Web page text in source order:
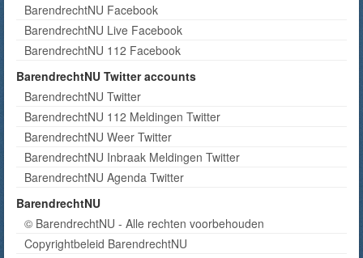
BarendrechtNU Facebook
BarendrechtNU Live Facebook
BarendrechtNU 112 Facebook
BarendrechtNU Twitter accounts
BarendrechtNU Twitter
BarendrechtNU 112 Meldingen Twitter
BarendrechtNU Weer Twitter
BarendrechtNU Inbraak Meldingen Twitter
BarendrechtNU Agenda Twitter
BarendrechtNU
© BarendrechtNU - Alle rechten voorbehouden
Copyrightbeleid BarendrechtNU